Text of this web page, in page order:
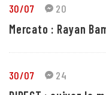
30/07 20
Mercato : Rayan
30/07 24